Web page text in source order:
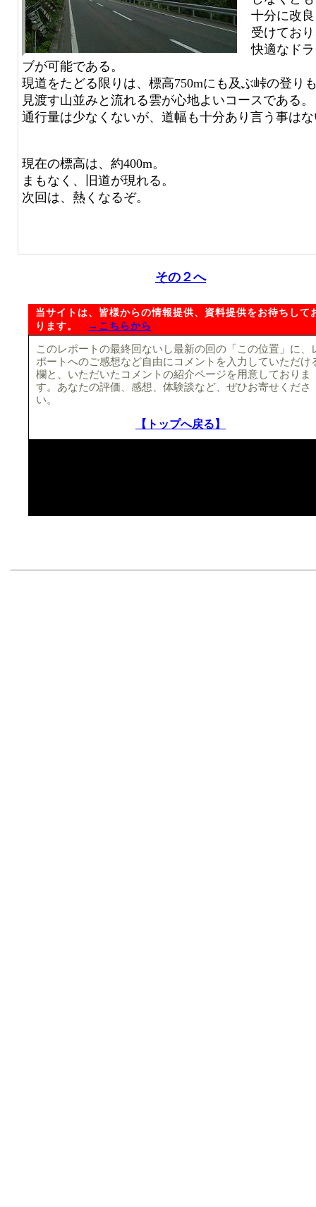
十分に改
受けてお
快適なド
ブが可能である。
現道をたどる限りは、標高750mにも及ぶ峠の登り
見渡す山並みと流れる雲が心地よいコースである。
通行量は少なくないが、道幅も十分あり言う事は
現在の標高は、約400m。
まもなく、旧道が現れる。
次回は、熱くなるぞ。
その２へ
当サイトは、皆様からの情報提供、資料提供をお待ちして
ります。
→こちらから
このレポートの最終回ないし最新の回の「この位置」に、
ポートへのご感想など自由にコメントを入力していただけ
欄と、いただいたコメントの紹介ページを用意しておりま
す。あなたの評価、感想、体験談など、ぜひお寄せくださ
い。
【トップへ戻る】